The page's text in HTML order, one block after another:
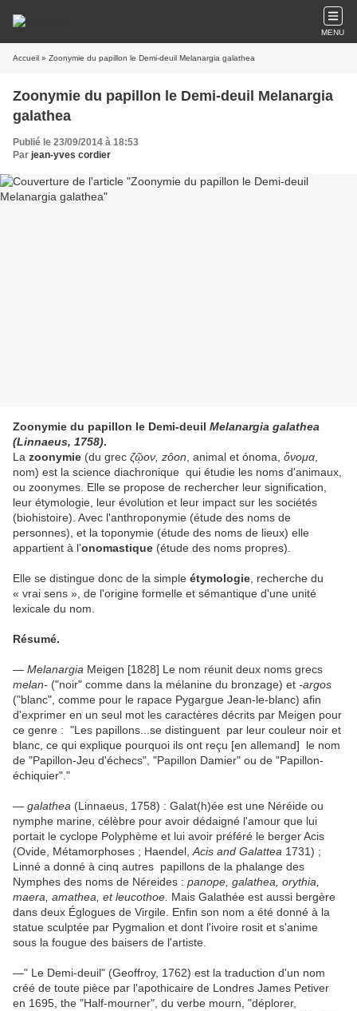
MENU
Accueil » Zoonymie du papillon le Demi-deuil Melanargia galathea
Zoonymie du papillon le Demi-deuil Melanargia
galathea
Publié le 23/09/2014 à 18:53
Par jean-yves cordier
Zoonymie du papillon le Demi-deuil Melanargia galathea
(Linnaeus, 1758).
La zoonymie (du grec ζῷον, zôon , animal et ónoma, ὄνομα
nom) est la science diachronique qui étudie les noms d'animaux,
ou zoonymes. Elle se propose de rechercher leur signification,
leur étymologie, leur évolution et leur impact sur les sociétés
(biohistoire). Avec l'anthroponymie (étude des noms de
personnes), et la toponymie (étude des noms de lieux) elle
appartient à l'onomastique (étude des noms propres).
Elle se distingue donc de la simple étymologie , recherche du
« vrai sens », de l'origine formelle et sémantique d'une unité
lexicale du nom.
Résumé.
— Melanargia Meigen [1828] Le nom réunit deux noms grecs
melan- ("noir" comme dans la mélanine du bronzage) et -argos
("blanc", comme pour le rapace Pygargue Jean-le-blanc) afin
d'exprimer en un seul mot les caractères décrits par Meigen pour
ce genre : "Les papillons...se distinguent par leur couleur noir et
blanc, ce qui explique pourquoi ils ont reçu [en allemand] le nom
de "Papillon-Jeu d'échecs", "Papillon Damier" ou de "Papillon-
échiquier"."
— galathea (Linnaeus, 1758) : Galat(h)ée est une Néréide ou
nymphe marine, célèbre pour avoir dédaigné l'amour que lui
portait le cyclope Polyphème et lui avoir préféré le berger Acis
(Ovide, Métamorphoses ; Haendel, Acis and Galattea 1731) ;
Linné a donné à cinq autres papillons de la phalange des
Nymphes des noms de Néreides : panope, galathea, orythia,
maera, amathea, etleucothoe. Mais Galathée est aussi bergère
dans deux Églogues de Virgile. Enfin son nom a été donné à la
statue sculptée par Pygmalion et dont l'ivoire rosit et s'anime
sous la fougue des baisers de l'artiste.
—" Le Demi-deuil" (Geoffroy, 1762) est la traduction d'un nom
créé de toute pièce par l'apothicaire de Londres James Petiver
en 1695, the "Half-mourner", du verbe mourn, "déplorer,